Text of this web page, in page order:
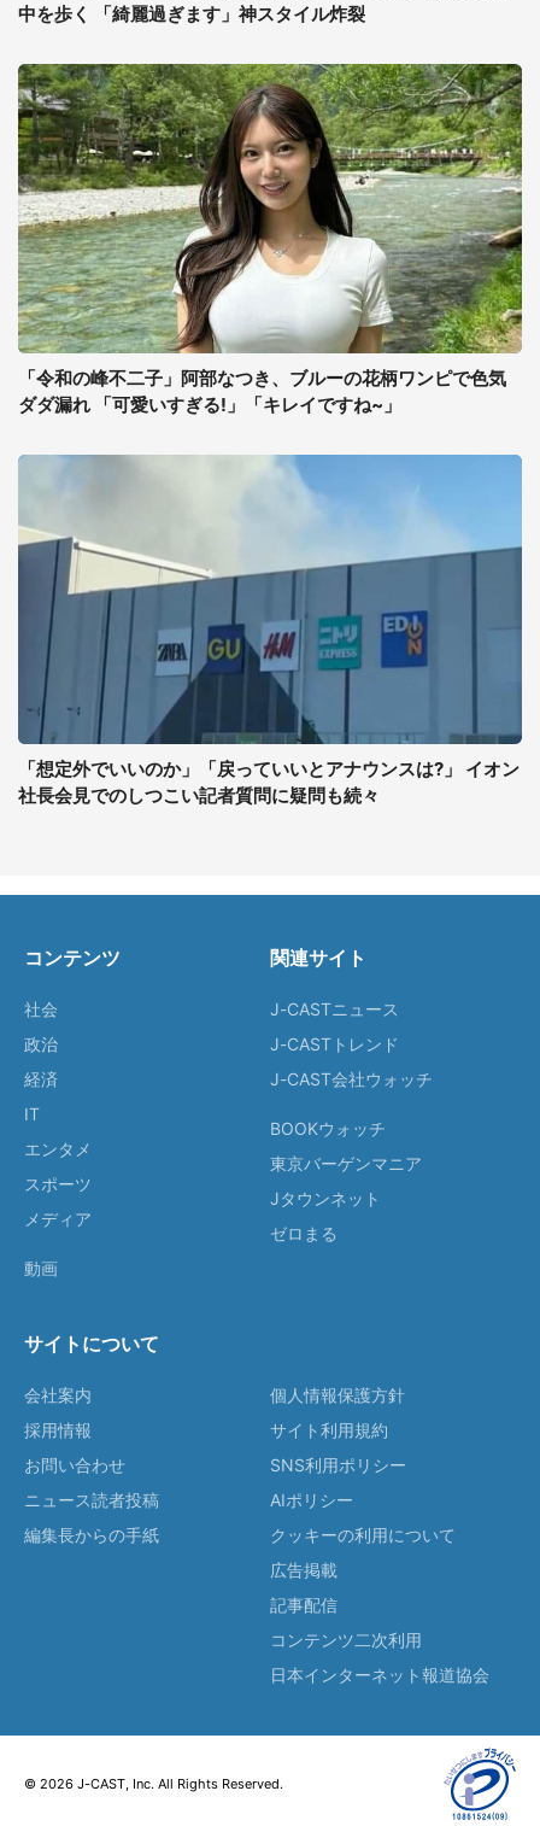
中を歩く 「綺麗過ぎます」神スタイル炸裂
「令和の峰不二子」阿部なつき、ブルーの花柄ワンピで色気
ダダ漏れ 「可愛いすぎる!」「キレイですね~」
「想定外でいいのか」「戻っていいとアナウンスは?」 イオン
社長会見でのしつこい記者質問に疑問も続々
コンテンツ
社会
政治
経済
IT
エンタメ
スポーツ
メディア
動画
関連サイト
J-CASTニュース
J-CASTトレンド
J-CAST会社ウォッチ
BOOKウォッチ
東京バーゲンマニア
Jタウンネット
ゼロまる
サイトについて
会社案内
採用情報
お問い合わせ
ニュース読者投稿
編集長からの手紙
個人情報保護方針
サイト利用規約
SNS利用ポリシー
AIポリシー
クッキーの利用について
広告掲載
記事配信
コンテンツ二次利用
日本インターネット報道協会
© 2026 J-CAST, Inc. All Rights Reserved.